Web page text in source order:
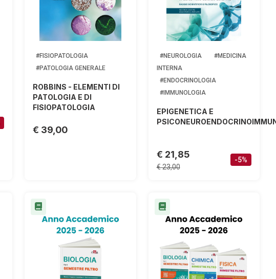
#FISIOPATOLOGIA
#PATOLOGIA GENERALE
ROBBINS - ELEMENTI DI
PATOLOGIA E DI
FISIOPATOLOGIA
€ 39,00
#NEUROLOGIA
#MEDICINA
INTERNA
#ENDOCRINOLOGIA
#IMMUNOLOGIA
EPIGENETICA E
€ 21,85
€ 23,00
-5%